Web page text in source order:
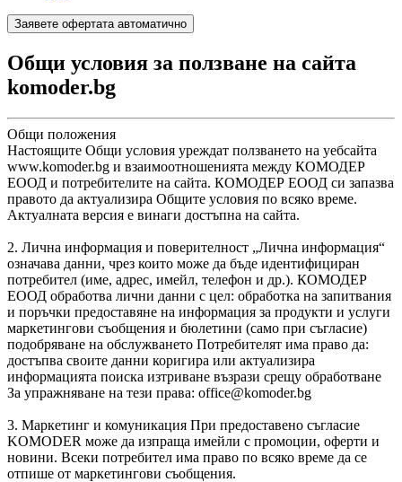
Заявете офертата автоматично
Общи условия за ползване на сайта
komoder.bg
Общи положения
Настоящите Общи условия уреждат ползването на уебсайта
www.komoder.bg и взаимоотношенията между КОМОДЕР
ЕООД и потребителите на сайта. КОМОДЕР ЕООД си запазва
правото да актуализира Общите условия по всяко време.
Актуалната версия е винаги достъпна на сайта.
2. Лична информация и поверителност „Лична информация“
означава данни, чрез които може да бъде идентифициран
потребител (име, адрес, имейл, телефон и др.). КОМОДЕР
ЕООД обработва лични данни с цел: обработка на запитвания
и поръчки предоставяне на информация за продукти и услуги
маркетингови съобщения и бюлетини (само при съгласие)
подобряване на обслужването Потребителят има право да:
достъпва своите данни коригира или актуализира
информацията поиска изтриване възрази срещу обработване
За упражняване на тези права: office@komoder.bg
3. Маркетинг и комуникация При предоставено съгласие
KOMODER може да изпраща имейли с промоции, оферти и
новини. Всеки потребител има право по всяко време да се
отпише от маркетингови съобщения.